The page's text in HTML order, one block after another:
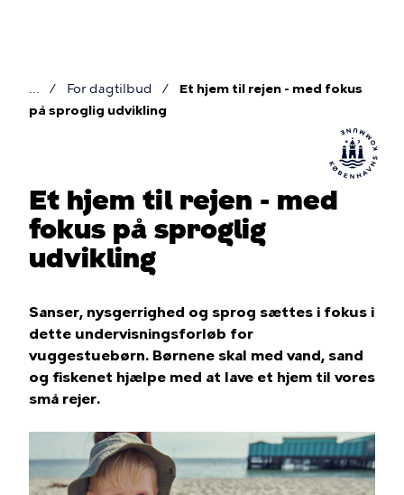
Brødkrumme
For dagtilbud
Et hjem til rejen - med fokus
på sproglig udvikling
Et hjem til rejen - med
fokus på sproglig
udvikling
Sanser, nysgerrighed og sprog sættes i fokus i
dette undervisningsforløb for
vuggestuebørn. Børnene skal med vand, sand
og fiskenet hjælpe med at lave et hjem til vores
små rejer.